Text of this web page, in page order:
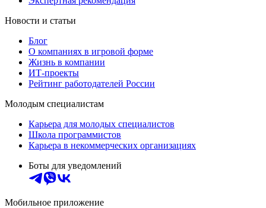
Новости и статьи
Блог
О компаниях в игровой форме
Жизнь в компании
ИТ-проекты
Рейтинг работодателей России
Молодым специалистам
Карьера для молодых специалистов
Школа программистов
Карьера в некоммерческих организациях
Боты для уведомлений
Мобильное приложение